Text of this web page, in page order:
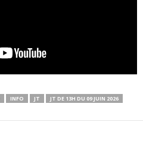
INFO JT
JT DE 13H DU 09 JUIN 2026